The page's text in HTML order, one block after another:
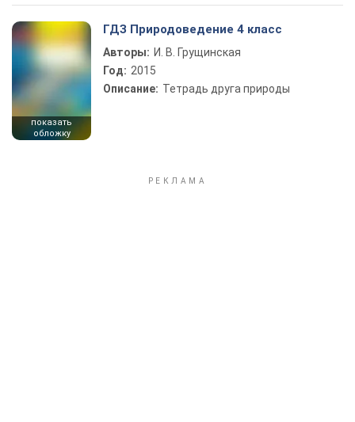
показать
обложку
ГДЗ Природоведение 4 класс
Авторы: И. В. Грущинская
Год: 2015
Описание: Тетрадь друга природы